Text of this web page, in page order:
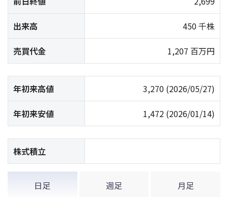
出来高 450 千株
売買代金 1,207 百万円
年初来高値 3,270 (2026/05/27)
年初来安値 1,472 (2026/01/14)
株式積立
日足 週足 月足